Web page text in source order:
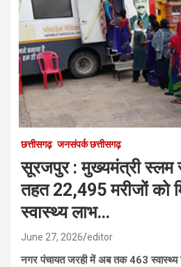
छत्तीसगढ़ जनसंपर्क छत्तीसगढ़
सूरजपुर : मुख्यमंत्री स्लम
तहत 22,495 मरीजों को
स्वास्थ्य लाभ…
June 27, 2026 editor
नगर पंचायत जरही में अब तक 463 स्वास्थ्य